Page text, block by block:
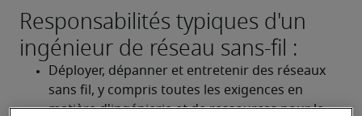
Responsabilités typiques d'un
ingénieur de réseau sans-fil :
Déployer, dépanner et entretenir des réseaux
sans fil, y compris toutes les exigences en
matière d'ingénierie et de ressources pour le